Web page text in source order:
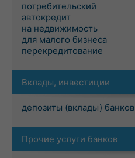
потребительский
автокредит
на недвижимость
для малого бизнеса
перекредитование
Вклады, инвестиции
депозиты (вклады) банков
Прочие услуги банков